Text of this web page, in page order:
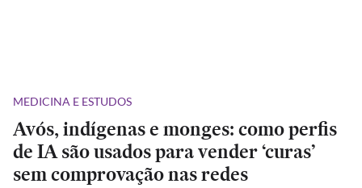
MEDICINA E ESTUDOS
Avós, indígenas e monges: como perfis
de IA são usados para vender ‘curas’
sem comprovação nas redes